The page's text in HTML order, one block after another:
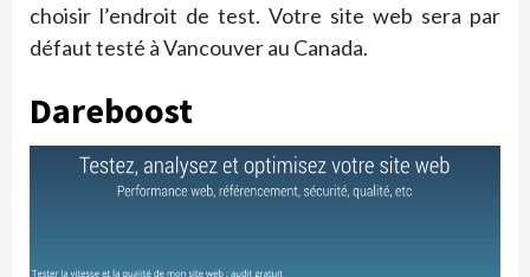
choisir l’endroit de test. Votre site web sera par
défaut testé à Vancouver au Canada.
Dareboost